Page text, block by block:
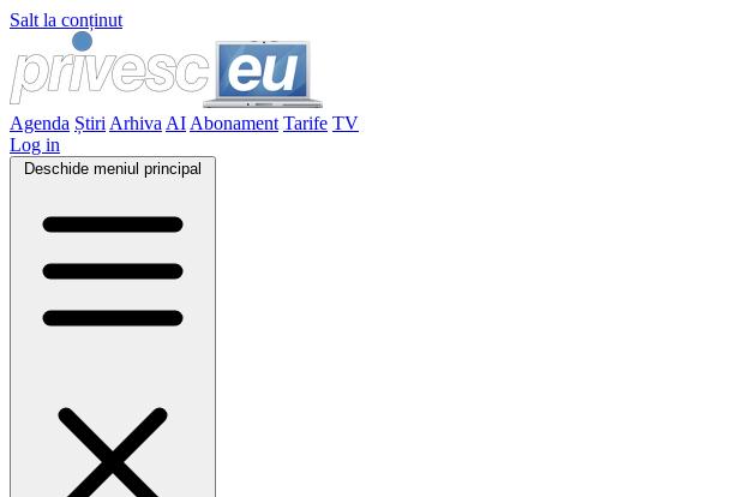
Salt la conținut
Agenda Știri Arhiva AI Abonament Tarife TV
Log in
Deschide meniul principal